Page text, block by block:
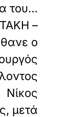
του…
–
ο
Νίκος
μετά